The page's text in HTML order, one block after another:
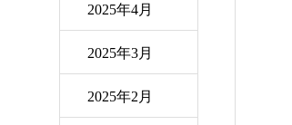
2025年4月
2025年3月
2025年2月